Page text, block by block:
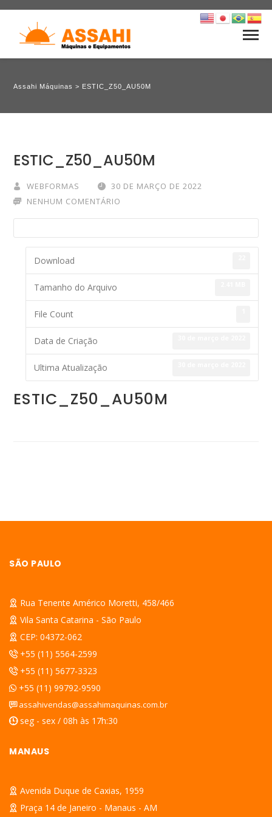
Assahi Máquinas > ESTIC_Z50_AU50M
ESTIC_Z50_AU50M
WEBFORMAS
30 DE MARÇO DE 2022
NENHUM COMENTÁRIO
Download
Tamanho do Arquivo
File Count
Data de Criação
Ultima Atualização
ESTIC_Z50_AU50M
SÃO PAULO
Rua Tenente Américo Moretti, 458/466
Vila Santa Catarina - São Paulo
CEP: 04372-062
+55 (11) 5564-2599
+55 (11) 5677-3323
+55 (11) 99792-9590
assahivendas@assahimaquinas.com.br
seg - sex / 08h às 17h:30
MANAUS
Avenida Duque de Caxias, 1959
Praça 14 de Janeiro - Manaus - AM